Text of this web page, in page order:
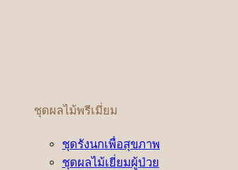
ชุดผลไม้พรีเมี่ยม
ชุดรังนกเพื่อสุขภาพ
ชุดผลไม้เยี่ยมผู้ป่วย